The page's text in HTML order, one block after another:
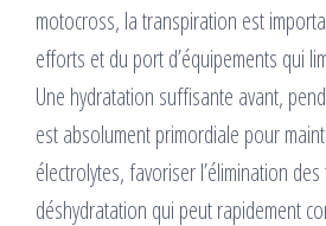
motocross, la transpiration est
efforts et du port d’équipements qui
Une hydratation suffisante avant,
est absolument primordiale pour
électrolytes, favoriser l’élimination
déshydratation qui peut rapidement